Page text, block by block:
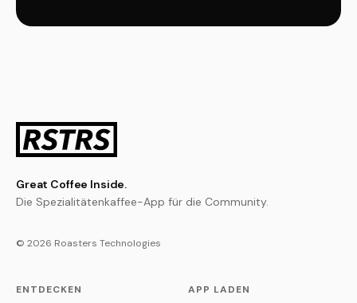
Great Coffee Inside.
Die Spezialitätenkaffee-App für die Community.
© 2026 Roasters Technologies
ENTDECKEN APP LADEN